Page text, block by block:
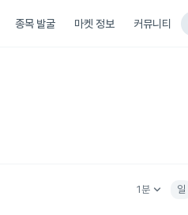
종목 발굴 마켓 정보 커뮤니티
1분keyboard_arrow_down 일